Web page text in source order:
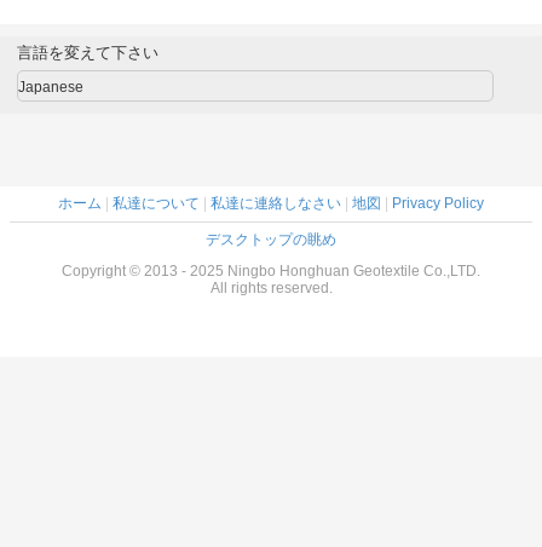
言語を変えて下さい
Japanese
ホーム | 私達について | 私達に連絡しなさい | 地図 | Privacy Policy
デスクトップの眺め
Copyright © 2013 - 2025 Ningbo Honghuan Geotextile Co.,LTD.
All rights reserved.